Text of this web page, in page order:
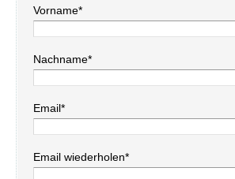
Vorname*
Nachname*
Email*
Email wiederholen*